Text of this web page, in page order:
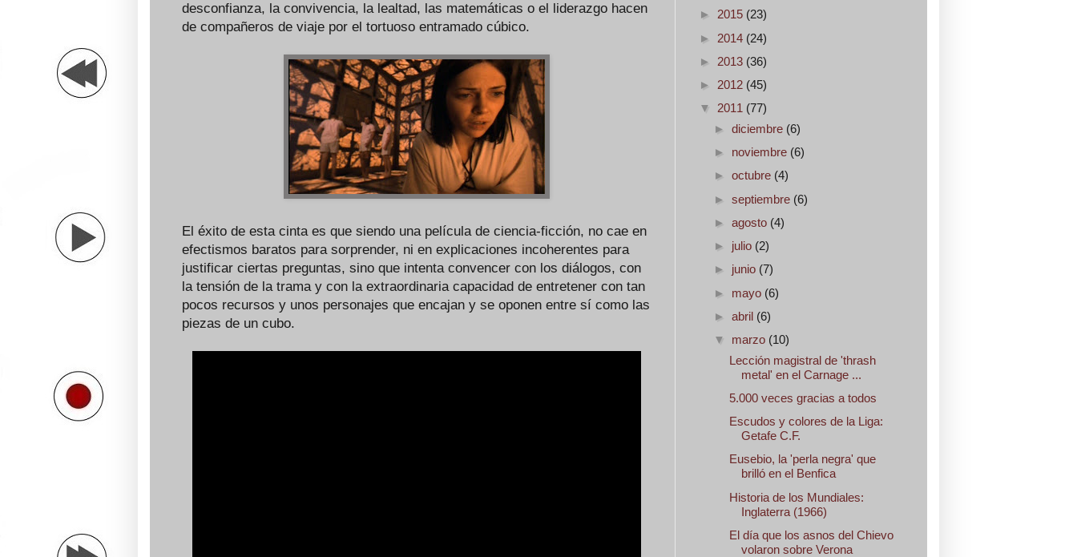
desconfianza, la convivencia, la lealtad, las matemáticas o el liderazgo hacen
de compañeros de viaje por el tortuoso entramado cúbico.
El éxito de esta cinta es que siendo una película de ciencia-ficción, no cae en
efectismos baratos para sorprender, ni en explicaciones incoherentes para
justificar ciertas preguntas, sino que intenta convencer con los diálogos, con
la tensión de la trama y con la extraordinaria capacidad de entretener con tan
pocos recursos y unos personajes que encajan y se oponen entre sí como las
piezas de un cubo.
► 2015 (23)
► 2014 (24)
► 2013 (36)
► 2012 (45)
▼ 2011 (77)
► diciembre (6)
► noviembre (6)
► octubre (4)
► septiembre (6)
► agosto (4)
► julio (2)
► junio (7)
► mayo (6)
► abril (6)
▼ marzo (10)
Lección magistral de 'thrash
metal' en el Carnage ...
5.000 veces gracias a todos
Escudos y colores de la Liga:
Getafe C.F.
Eusebio, la 'perla negra' que
brilló en el Benfica
Historia de los Mundiales:
Inglaterra (1966)
El día que los asnos del Chievo
volaron sobre Verona